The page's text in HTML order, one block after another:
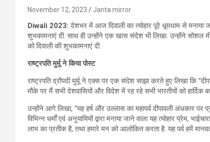
November 12, 2023 Janta mirror
Diwali 2023: देशभर में आज दिवाली का त्योहार पूरे धूमधाम से मनाया
शुभकामनाएं दी. साथ ही उन्‍होंने एक खास संदेश भी लिखा. उन्होंने सोशल
को दिवाली की शुभकामनाएं दी.
राष्‍ट्रपति मुर्मू ने किया पोस्‍ट
राष्ट्रपति द्रौपदी मुर्मू ने एक्स पर एक संदेश साझा करते हुए लिखा कि
मौके पर मैं सभी देशवासियों और विदेश में रह रहे सभी भारतीयों को हार्दिक
उन्होंने आगे लिखा, “यह हर्ष और उल्लास का महापर्व दीपावली अंधकार
विभिन्न धर्मों एवं अनुयायियों द्वारा मनाया जाने वाला यह त्योहार प्रेम,
लाभ का प्रतीक है, तथा हमारे मन को आलोकित करता है. यह पर्व हमें